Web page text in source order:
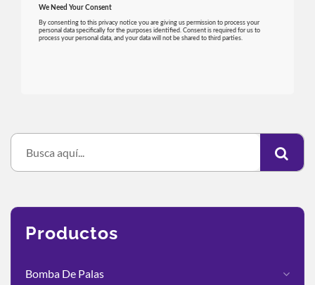
Productos
Bomba De Palas